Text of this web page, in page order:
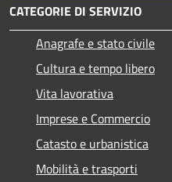
CATEGORIE DI SERVIZIO
Anagrafe e stato civile
Cultura e tempo libero
Vita lavorativa
Imprese e Commercio
Catasto e urbanistica
Mobilità e trasporti